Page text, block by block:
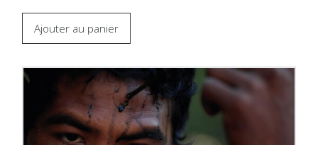
Ajouter au panier